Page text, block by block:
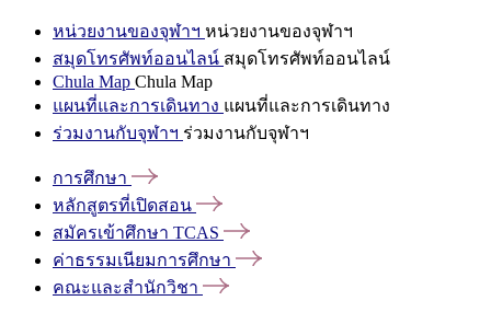
หน่วยงานของจุฬาฯ หน่วยงานของจุฬาฯ
สมุดโทรศัพท์ออนไลน์ สมุดโทรศัพท์ออนไลน์
Chula Map Chula Map
แผนที่และการเดินทาง แผนที่และการเดินทาง
ร่วมงานกับจุฬาฯ ร่วมงานกับจุฬาฯ
การศึกษา
หลักสูตรที่เปิดสอน
สมัครเข้าศึกษา TCAS
ค่าธรรมเนียมการศึกษา
คณะและสำนักวิชา